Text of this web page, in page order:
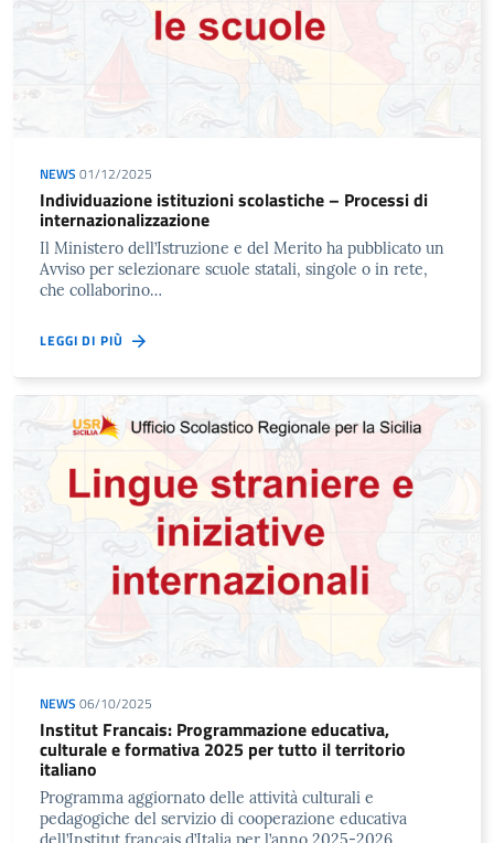
NEWS 01/12/2025
Individuazione istituzioni scolastiche – Processi di
internazionalizzazione
Il Ministero dell’Istruzione e del Merito ha pubblicato un
Avviso per selezionare scuole statali, singole o in rete,
che collaborino…
LEGGI DI PIÙ
NEWS 06/10/2025
Institut Francais: Programmazione educativa,
culturale e formativa 2025 per tutto il territorio
italiano
Programma aggiornato delle attività culturali e
pedagogiche del servizio di cooperazione educativa